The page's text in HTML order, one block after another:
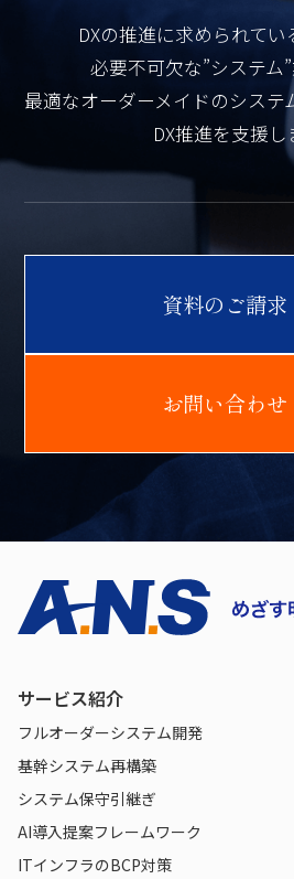
DXの推進に求められて
必要不可欠な”システム
最適なオーダーメイドのシステ
DX推進を支援し
資料の ご請求
お問い合わせ
サービス紹介
フルオーダーシステム開発
基幹システム再構築
システム保守引継ぎ
AI導入提案フレームワーク
ITインフラのBCP対策